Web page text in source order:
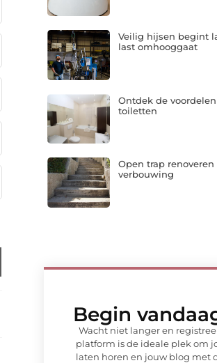
Veilig hijsen begint
last omhooggaat
Ontdek de
toiletten
Open trap
verbouwing
Begin
Wacht niet langer en
platform is de ideale plek om
laten horen en jouw blog met